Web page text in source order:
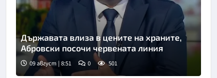
Снимка: БНТ
Държавата влиза в цените на храните,
Абровски посочи червената линия
09 август | 8:51 0 501